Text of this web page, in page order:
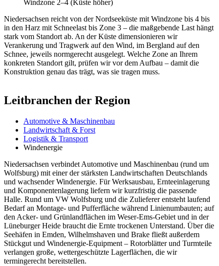
Windzone 2–4 (Küste höher)
Niedersachsen reicht von der Nordseeküste mit Windzone bis 4 bis
in den Harz mit Schneelast bis Zone 3 – die maßgebende Last hängt
stark vom Standort ab. An der Küste dimensionieren wir
Verankerung und Tragwerk auf den Wind, im Bergland auf den
Schnee, jeweils normgerecht ausgelegt. Welche Zone an Ihrem
konkreten Standort gilt, prüfen wir vor dem Aufbau – damit die
Konstruktion genau das trägt, was sie tragen muss.
Leitbranchen der Region
Automotive & Maschinenbau
Landwirtschaft & Forst
Logistik & Transport
Windenergie
Niedersachsen verbindet Automotive und Maschinenbau (rund um
Wolfsburg) mit einer der stärksten Landwirtschaften Deutschlands
und wachsender Windenergie. Für Werksausbau, Ernteeinlagerung
und Komponentenlagerung liefern wir kurzfristig die passende
Halle. Rund um VW Wolfsburg und die Zulieferer entsteht laufend
Bedarf an Montage- und Pufferfläche während Linienumbauten; auf
den Acker- und Grünlandflächen im Weser-Ems-Gebiet und in der
Lüneburger Heide braucht die Ernte trockenen Unterstand. Über die
Seehäfen in Emden, Wilhelmshaven und Brake fließt außerdem
Stückgut und Windenergie-Equipment – Rotorblätter und Turmteile
verlangen große, wettergeschützte Lagerflächen, die wir
termingerecht bereitstellen.